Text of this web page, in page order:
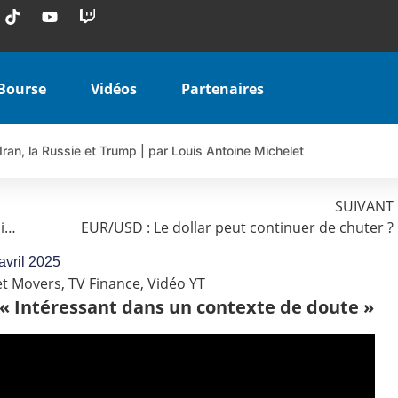
Vidéos Partenaires
la Russie et Trump | par Louis Antoine Michelet
veulent pas que vous voyiez ensemble | par Louis-Antoine
WO83V à 0,51 € (+46 %)
en hausse | Point Stratégique Hebdomadaire – Éric Galiègue
– Chrono CAC
vient de commencer | par Louis-Antoine Michelet
réforme ou simple réponse à la colère ?| Interview Éco
Bernard Prats-Desclaux: THALES : « Fond de portefeuille ? »
SUIVANT
EUR/USD : Le dollar peut continuer de chuter ?
2025
Movers,TV Finance,Vidéo YT
Intéressant dans un contexte de doute »